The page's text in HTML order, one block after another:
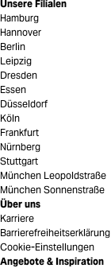
Unsere Filialen
Hamburg
Hannover
Berlin
Leipzig
Dresden
Essen
Düsseldorf
Köln
Frankfurt
Nürnberg
Stuttgart
München Leopoldstraße
München Sonnenstraße
Über uns
Karriere
Barrierefreiheitserklärung
Cookie-Einstellungen
Angebote & Inspiration